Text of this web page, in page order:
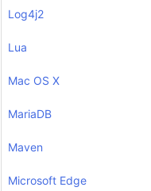
Log4j2
Lua
Mac OS X
MariaDB
Maven
Microsoft Edge